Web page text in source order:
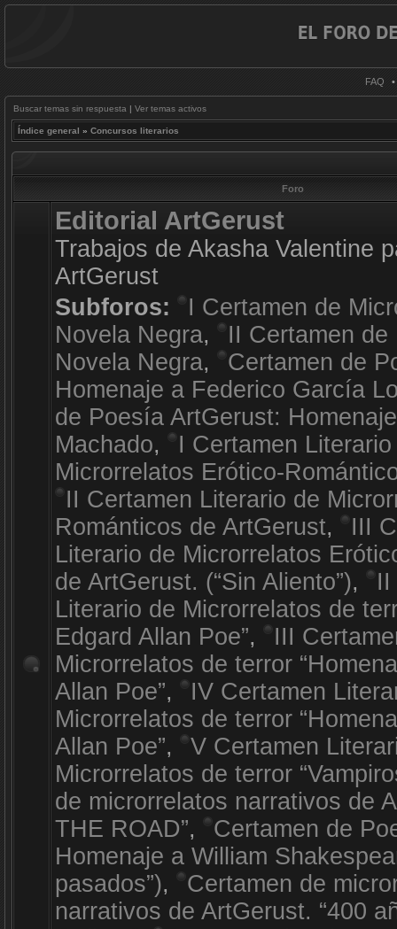
FAQ •
Buscar temas sin respuesta | Ver temas activos
Índice general » Concursos literarios
Foro
Editorial ArtGerust
Trabajos de Akasha Valentine
ArtGerust
Subforos:
I Certamen de
Novela Negra,
II Certamen de
Novela Negra,
Certamen de
Homenaje a Federico García
de Poesía ArtGerust:
Machado,
I Certamen
Microrrelatos Erótico-
II Certamen Literario de
Románticos de ArtGerust,
III
Literario de Microrrelatos
de ArtGerust. (“Sin Aliento”),
II
Literario de Microrrelatos de
Edgard Allan Poe”,
III
Microrrelatos de terror
Allan Poe”,
IV Certamen
Microrrelatos de terror
Allan Poe”,
V Certamen
Microrrelatos de terror
de microrrelatos narrativos de
THE ROAD”,
Certamen de
Homenaje a William
pasados”),
Certamen de
narrativos de ArtGerust. “400